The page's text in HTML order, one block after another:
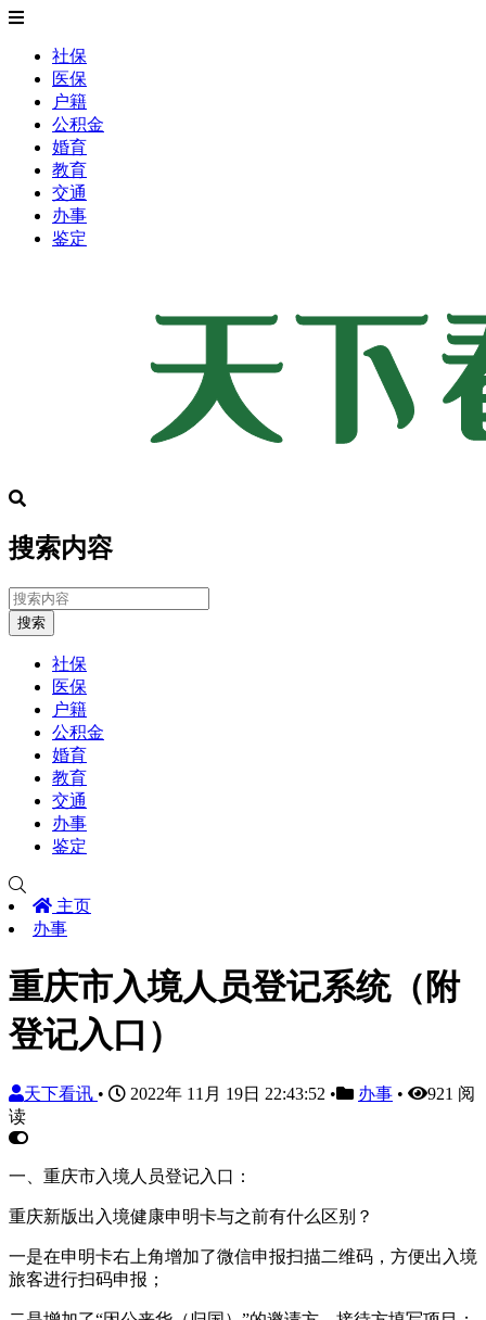
社保
医保
户籍
公积金
婚育
教育
交通
办事
鉴定
搜索内容
搜索
社保
医保
户籍
公积金
婚育
教育
交通
办事
鉴定
主页
办事
重庆市入境人员登记系统（附
登记入口）
天下看讯 • 2022年 11月 19日 22:43:52 • 办事 •
921 阅
读
一、重庆市入境人员登记入口：
重庆新版出入境健康申明卡与之前有什么区别？
一是在申明卡右上角增加了微信申报扫描二维码，方便出入境
旅客进行扫码申报；